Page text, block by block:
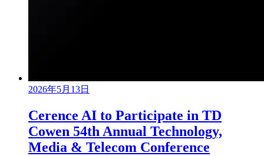
2026年5月13日
Cerence AI to Participate in TD
Cowen 54th Annual Technology,
Media & Telecom Conference